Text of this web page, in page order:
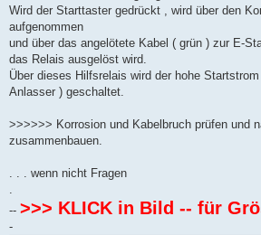
Wird der Starttaster gedrückt , wird über den
aufgenommen
und über das angelötete Kabel ( grün ) zur E-
das Relais ausgelöst wird.
Über dieses Hilfsrelais wird der hohe
Anlasser ) geschaltet.
>>>>>> Korrosion und Kabelbruch prüfen und
zusammenbauen.
. . . wenn nicht Fragen
.
-- >>> KLICK in Bild -- für
-